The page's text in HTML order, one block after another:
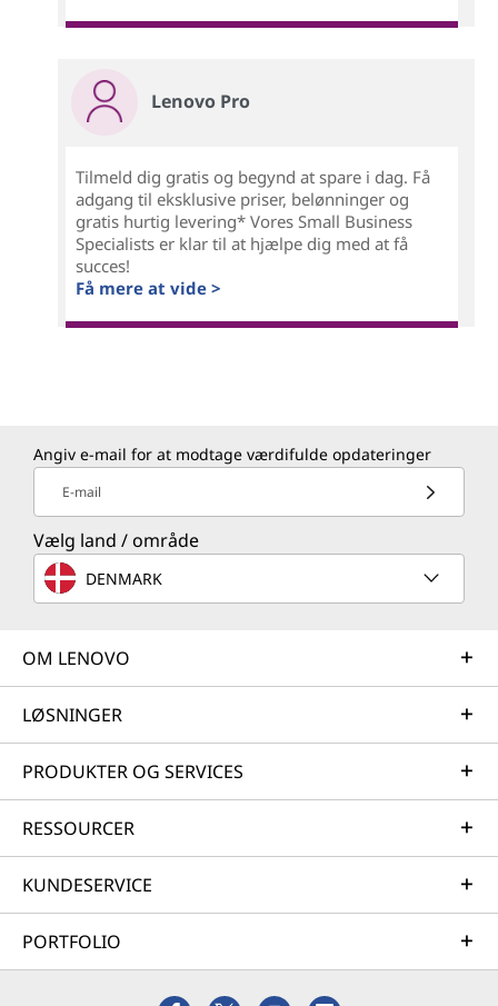
Lenovo Pro
Tilmeld dig gratis og begynd at spare i dag. Få
adgang til eksklusive priser, belønninger og
gratis hurtig levering* Vores Small Business
Specialists er klar til at hjælpe dig med at få
succes!
Få mere at vide >
Angiv e-mail for at modtage værdifulde opdateringer
E-mail
Vælg land / område
DENMARK
OM LENOVO
LØSNINGER
PRODUKTER OG SERVICES
RESSOURCER
KUNDESERVICE
PORTFOLIO